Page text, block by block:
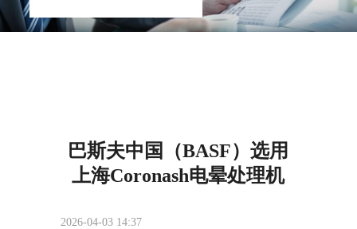
——
巴斯夫中国（BASF）选用
上海Coronash电晕处理机
2026-04-03 14:37